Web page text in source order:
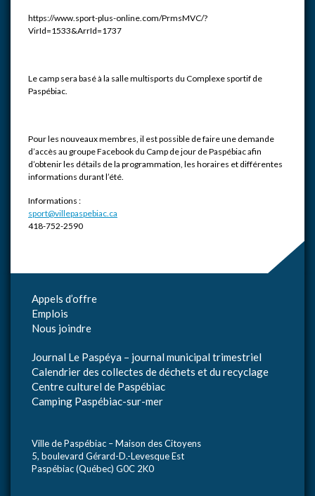
https://www.sport-plus-online.com/PrmsMVC/?
VirId=1533&ArrId=1737
Le camp sera basé à la salle multisports du Complexe sportif de
Paspébiac.
Pour les nouveaux membres, il est possible de faire une demande
d’accès au groupe Facebook du Camp de jour de Paspébiac afin
d’obtenir les détails de la programmation, les horaires et différentes
informations durant l’été.
Informations :
sport@villepaspebiac.ca
418-752-2590
Appels d’offre
Emplois
Nous joindre
Journal Le Paspéya – journal municipal trimestriel
Calendrier des collectes de déchets et du recyclage
Centre culturel de Paspébiac
Camping Paspébiac-sur-mer
Ville de Paspébiac – Maison des Citoyens
5, boulevard Gérard-D.-Levesque Est
Paspébiac (Québec) G0C 2K0